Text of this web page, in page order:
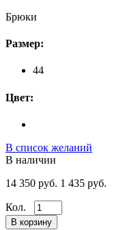
Брюки
Размер:
44
Цвет:
В список желаний
В наличии
14 350 руб. 1 435 руб.
Кол.